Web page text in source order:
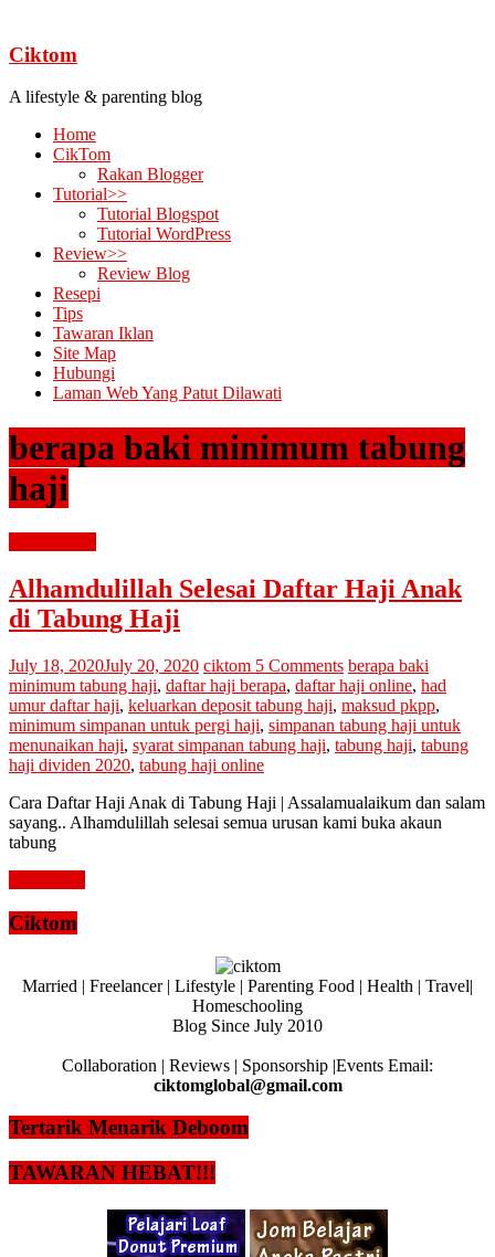
Ciktom
A lifestyle & parenting blog
Home
CikTom
Rakan Blogger
Tutorial>>
Tutorial Blogspot
Tutorial WordPress
Review>>
Review Blog
Resepi
Tips
Tawaran Iklan
Site Map
Hubungi
Laman Web Yang Patut Dilawati
berapa baki minimum tabung
haji
Alhamdulillah Selesai Daftar Haji Anak
di Tabung Haji
July 18, 2020July 20, 2020 ciktom 5 Comments berapa baki
minimum tabung haji, daftar haji berapa, daftar haji online, had
umur daftar haji, keluarkan deposit tabung haji, maksud pkpp,
minimum simpanan untuk pergi haji, simpanan tabung haji untuk
menunaikan haji, syarat simpanan tabung haji, tabung haji, tabung
haji dividen 2020, tabung haji online
Cara Daftar Haji Anak di Tabung Haji | Assalamualaikum dan salam
sayang.. Alhamdulillah selesai semua urusan kami buka akaun
tabung
Ciktom
Married | Freelancer | Lifestyle | Parenting Food | Health | Travel|
Homeschooling
Blog Since July 2010
Collaboration | Reviews | Sponsorship |Events Email:
ciktomglobal@gmail.com
Tertarik Menarik Deboom
TAWARAN HEBAT!!!